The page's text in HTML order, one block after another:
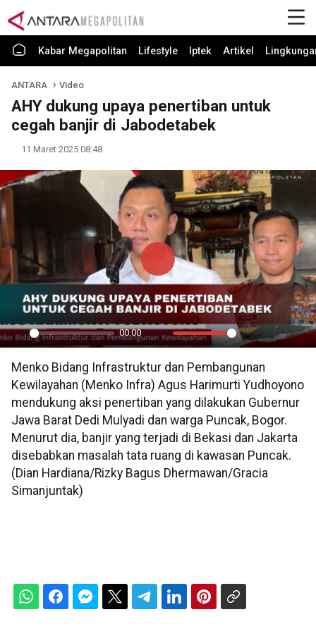
Kabar Megapolitan Lifestyle Iptek Artikel
ANTARA Video
AHY dukung upaya penertiban untuk
cegah banjir di Jabodetabek
11 Maret 2025 08:48
Play
00:00
Mute Settings
PIP
Play
Menko Bidang Infrastruktur dan Pembangunan
Kewilayahan (Menko Infra) Agus Harimurti Yudhoyono
mendukung aksi penertiban yang dilakukan Gubernur
Jawa Barat Dedi Mulyadi dan warga Puncak, Bogor.
Menurut dia, banjir yang terjadi di Bekasi dan Jakarta
disebabkan masalah tata ruang di kawasan Puncak.
(Dian Hardiana/Rizky Bagus Dhermawan/Gracia
Simanjuntak)